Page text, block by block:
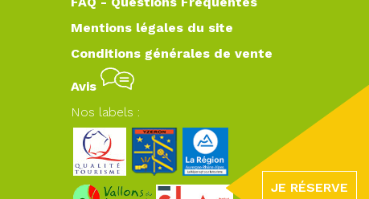
JE RÉSERVE
Mentions légales du site
Conditions générales de vente
Avis
Nos labels :